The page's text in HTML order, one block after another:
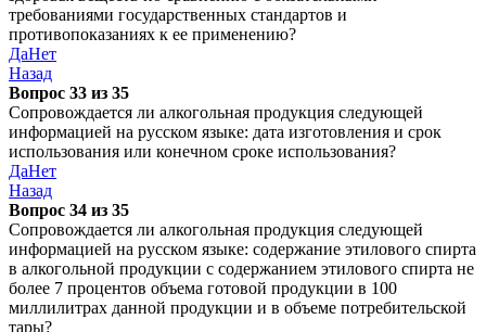
требованиями государственных стандартов и
противопоказаниях к ее применению?
ДаНет
Назад
Вопрос 33 из 35
Сопровождается ли алкогольная продукция следующей
информацией на русском языке: дата изготовления и срок
использования или конечном сроке использования?
ДаНет
Назад
Вопрос 34 из 35
Сопровождается ли алкогольная продукция следующей
информацией на русском языке: содержание этилового спирта
в алкогольной продукции с содержанием этилового спирта не
более 7 процентов объема готовой продукции в 100
миллилитрах данной продукции и в объеме потребительской
тары?